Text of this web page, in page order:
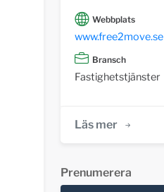
Webbplats
www.free2move.se
Bransch
Fastighetstjänster
Läs mer
Prenumerera